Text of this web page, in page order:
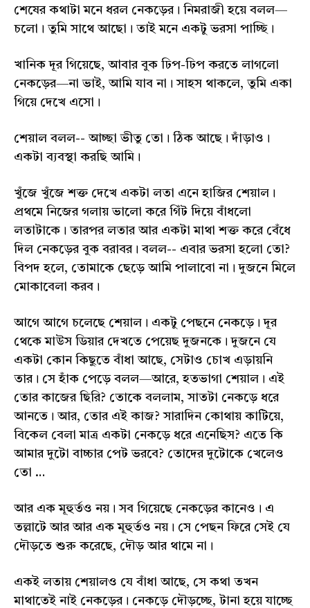
শেষের কথাটা মনে ধরল নেকড়ের। নিমরাজী হয়ে বলল—
চলো। তুমি সাথে আছো। তাই মনে একটু ভরসা পাচ্ছি।
খানিক দূর গিয়েছে, আবার বুক ঢিপ-ঢিপ করতে লাগলো
নেকড়ের—না ভাই, আমি যাব না। সাহস থাকলে, তুমি একা
গিয়ে দেখে এসো।
শেয়াল বলল-- আচ্ছা ভীতু তো। ঠিক আছে। দাঁড়াও।
একটা ব্যবস্থা করছি আমি।
খুঁজে খুঁজে শক্ত দেখে একটা লতা এনে হাজির শেয়াল।
প্রথমে নিজের গলায় ভালো করে গিঁট দিয়ে বাঁধলো
লতাটাকে। তারপর লতার আর একটা মাথা শক্ত করে বেঁধে
দিল নেকড়ের বুক বরাবর। বলল-- এবার ভরসা হলো তো?
বিপদ হলে, তোমাকে ছেড়ে আমি পালাবো না। দুজনে মিলে
মোকাবেলা করব।
আগে আগে চলেছে শেয়াল। একটু পেছনে নেকড়ে। দূর
থেকে মাউস ডিয়ার দেখতে পেয়েছ দুজনকে। দুজনে যে
একটা কোন কিছুতে বাঁধা আছে, সেটাও চোখ এড়ায়নি
তার। সে হাঁক পেড়ে বলল—আরে, হতভাগা শেয়াল। এই
তোর কাজের ছিরি? তোকে বললাম, সাতটা নেকড়ে ধরে
আনতে। আর, তোর এই কাজ? সারাদিন কোথায় কাটিয়ে,
বিকেল বেলা মাত্র একটা নেকড়ে ধরে এনেছিস? এতে কি
আমার দুটো বাচ্চার পেট ভরবে? তোদের দুটোকে খেলেও
তো …
আর এক মূহুর্তও নয়। সব গিয়েছে নেকড়ের কানেও। এ
তল্লাটে আর আর এক মূহুর্তও নয়। সে পেছন ফিরে সেই যে
দৌড়তে শুরু করেছে, দৌড় আর থামে না।
একই লতায় শেয়ালও যে বাঁধা আছে, সে কথা তখন
মাথাতেই নাই নেকড়ের। নেকড়ে দৌড়চ্ছে, টানা হয়ে যাচ্ছে